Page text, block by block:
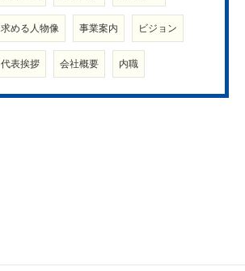
求める人物像 事業案内 ビジョン
代表挨拶 会社概要 内職